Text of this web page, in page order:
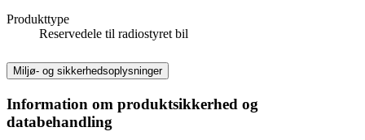
Produkttype
Reservedele til radiostyret bil
Miljø- og sikkerhedsoplysninger
Information om produktsikkerhed og
databehandling